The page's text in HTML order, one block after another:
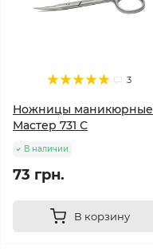
3
Ножницы маникюрные
Мастер 731 С
В наличии
73 грн.
В корзину